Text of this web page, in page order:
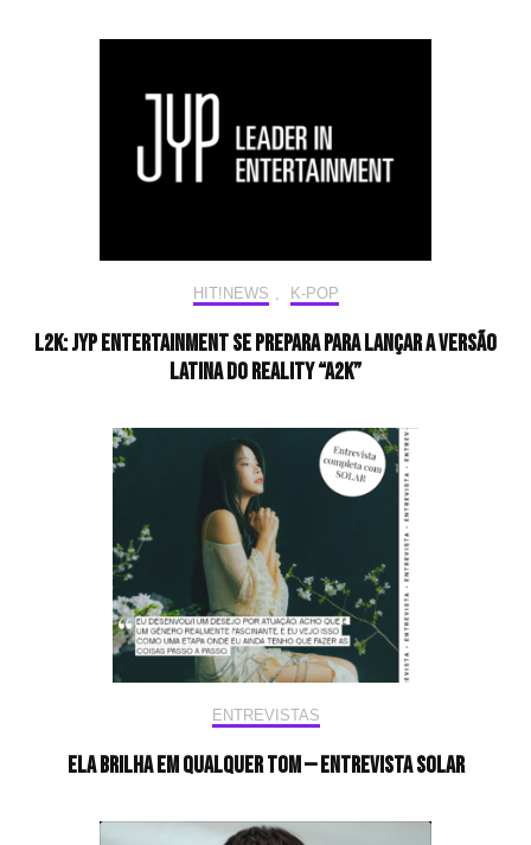
HIT!NEWS K-POP
L2K: JYP Entertainment se prepara para lançar a versão
latina do reality “A2K”
ENTREVISTAS
Ela brilha em qualquer tom — Entrevista Solar